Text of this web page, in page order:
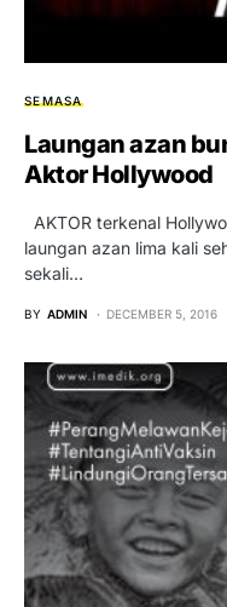
SEMASA
Laungan azan
Aktor Hollywood
AKTOR terkenal
laungan azan lima kali
sekali…
BY ADMIN DECEMBER 5, 2016